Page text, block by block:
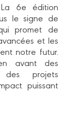
6e édition
le signe de
promet de
et les
notre futur.
avant des
des projets
puissant